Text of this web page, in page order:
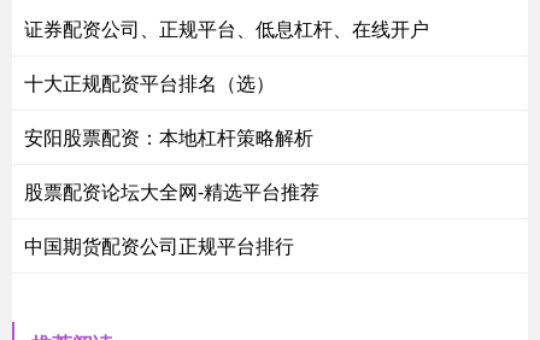
证券配资公司、正规平台、低息杠杆、在线开户
十大正规配资平台排名（选）
安阳股票配资：本地杠杆策略解析
股票配资论坛大全网-精选平台推荐
中国期货配资公司正规平台排行